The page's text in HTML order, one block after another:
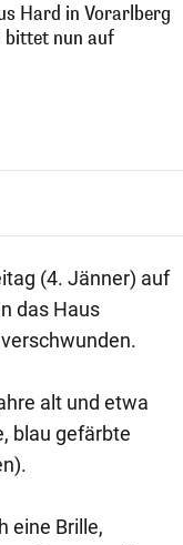
Hard in Vorarlberg
bittet nun auf
(4. Jänner) auf
das Haus
alt und etwa
blau gefärbte
eine Brille,